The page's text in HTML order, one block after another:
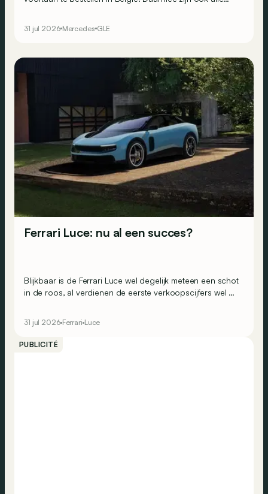
31 jul 2026 Mercedes GLE
Ferrari Luce: nu al een succes?
Blijkbaar is de Ferrari Luce wel degelijk meteen een schot
in de roos, al verdienen de eerste verkoopscijfers wel de
31 jul 2026 Ferrari Luce
PUBLICITÉ